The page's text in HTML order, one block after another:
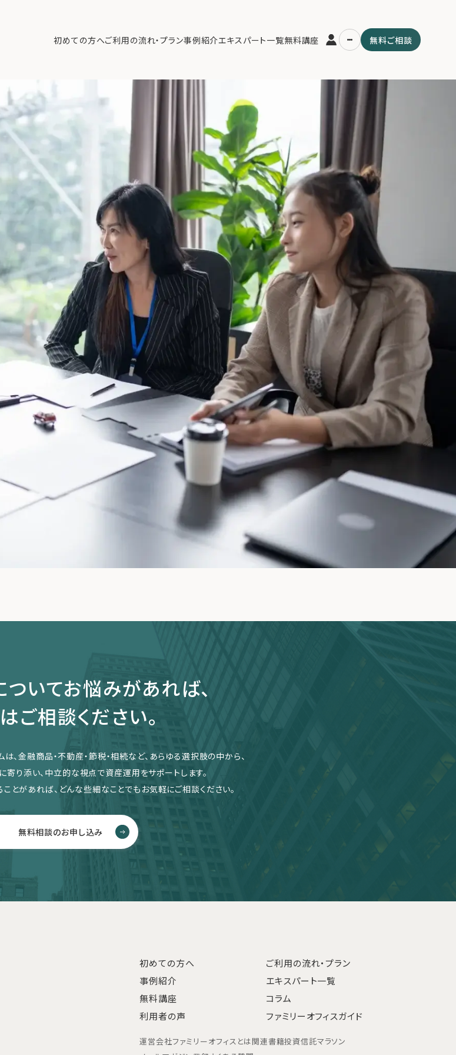
初めての方へご利用の流れ・プラン事例紹介エキスパート一覧無料講座 無料ご相談
ご利用の流れ・プラン
エキスパート一覧
無料講座
コラム
利用者の声
無料ご相談 ログイン
運営会社
ファミリーオフィスとは
関連書籍
メールマガジン登録
よくある質問
いてお悩みがあれば、
ご相談ください。
は、金融商品・不動産・節税・相続など、あらゆる選択肢の中から、
り添い、中立的な視点で資産運用をサポートします。
とがあれば、どんな些細なことでもお気軽にご相談ください。
無料相談のお申し込み
初めての方へ
ご利用の流れ・プラン
事例紹介
エキスパート一覧
無料講座
コラム
利用者の声
ファミリーオフィスガイド
運営会社ファミリーオフィスとは関連書籍投資信託マラソン